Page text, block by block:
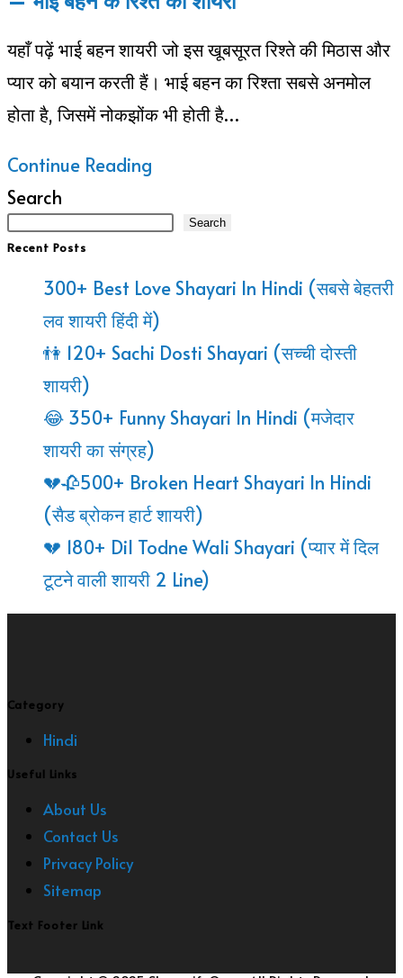
यहाँ पढ़ें भाई बहन शायरी जो इस खूबसूरत रिश्ते की मिठास और
प्यार को बयान करती हैं। भाई बहन का रिश्ता सबसे अनमोल
होता है, जिसमें नोकझोंक भी होती है…
Continue Reading
90+
Behan
Shayari
In
–
भाई
बहन
के
रिश्ते
की
शायरी
Search
Search
Recent Posts
300+ Best Love Shayari In Hindi (सबसे बेहतरी
लव शायरी हिंदी में)
👫 120+ Sachi Dosti Shayari (सच्ची दोस्ती
शायरी)
😂 350+ Funny Shayari In Hindi (मजेदार
शायरी का संग्रह)
💔🥀500+ Broken Heart Shayari In Hindi
(सैड ब्रोकन हार्ट शायरी)
💔 180+ Dil Todne Wali Shayari (प्यार में दिल
टूटने वाली शायरी 2 Line)
Category
Hindi
Useful Links
About Us
Contact Us
Privacy Policy
Sitemap
Text Footer Link